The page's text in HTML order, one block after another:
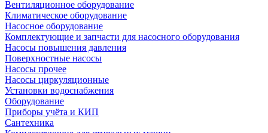
Вентиляционное оборудование
Климатическое оборудование
Насосное оборудование
Комплектующие и запчасти для насосного оборудования
Насосы повышения давления
Поверхностные насосы
Насосы прочее
Насосы циркуляционные
Установки водоснабжения
Оборудование
Приборы учёта и КИП
Сантехника